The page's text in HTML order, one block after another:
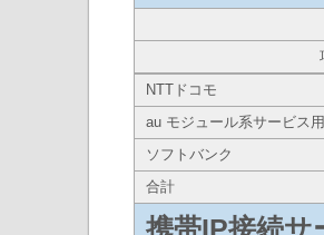
NTTドコモ
au モジュール系サービス
ソフトバンク
合計
携帯IP接続サ